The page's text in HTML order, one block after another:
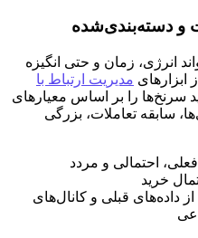
و دسته‌بندی‌شده
انرژی، زمان و حتی انگیزه
ابزارهای مدیریت ارتباط با
سرنخ‌ها را بر اساس معیارهای
سابقه تعاملات، بزرگی
احتمالی و مردد
خرید
داده‌های قبلی و کانال‌های